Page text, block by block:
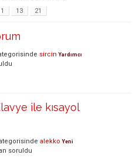
13 21
sircin Yardımcı
ile kısayol
alekko Yeni
soruldu